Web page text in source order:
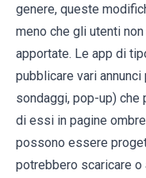
genere, queste
meno che gli utenti
apportate. Le app di
pubblicare vari annunci
sondaggi, pop-up) che
di essi in pagine
possono essere
potrebbero scaricare o